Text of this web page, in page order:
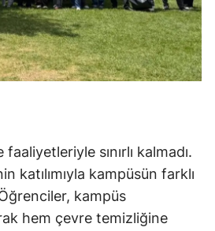
sınırlı kalmadı.
katılımıyla kampüsün farklı
kampüs
hem çevre temizliğine